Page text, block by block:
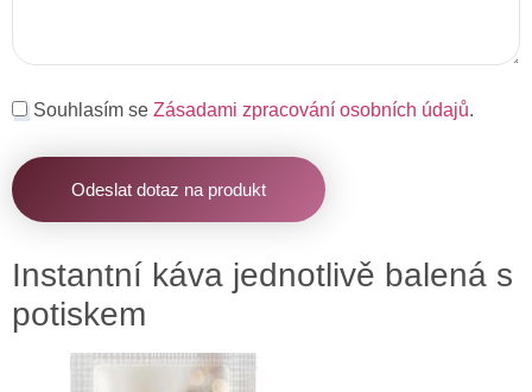
Souhlasím se Zásadami zpracování osobních údajů.
Odeslat dotaz na produkt
Instantní káva jednotlivě balená s
potiskem